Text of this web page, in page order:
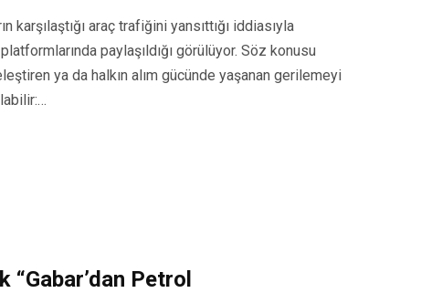
araç trafiğini yansıttığı iddiasıyla
paylaşıldığı görülüyor. Söz konusu
ya da halkın alım gücünde yaşanan gerilemeyi
“Gabar’dan Petrol